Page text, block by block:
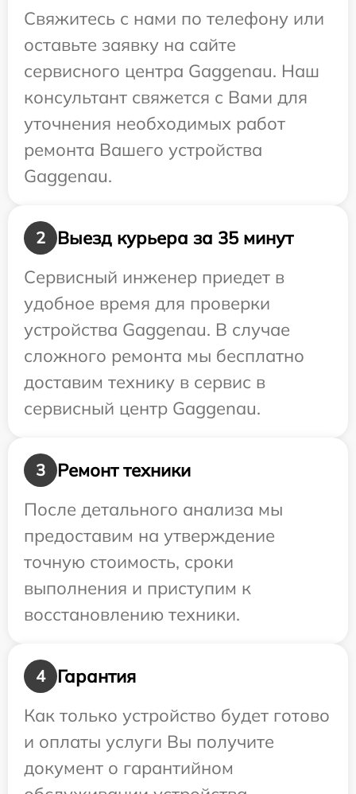
Свяжитесь с нами по телефону или
оставьте заявку на сайте
сервисного центра Gaggenau. Наш
консультант свяжется с Вами для
уточнения необходимых работ
ремонта Вашего устройства
Gaggenau.
2
Выезд курьера за 35 минут
Сервисный инженер приедет в
удобное время для проверки
устройства Gaggenau. В случае
сложного ремонта мы бесплатно
доставим технику в сервис в
сервисный центр Gaggenau.
3
Ремонт техники
После детального анализа мы
предоставим на утверждение
точную стоимость, сроки
выполнения и приступим к
восстановлению техники.
4
Гарантия
Как только устройство будет готово
и оплаты услуги Вы получите
документ о гарантийном